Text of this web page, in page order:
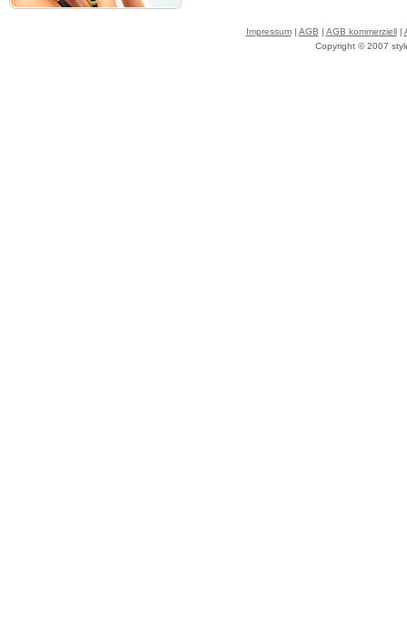
Impressum| AGB | AGB kommerziell|
Copyright © 2007